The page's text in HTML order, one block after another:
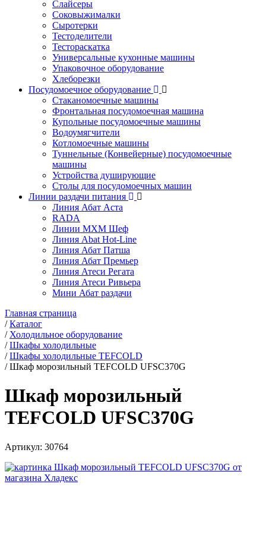
Слайсеры
Соковыжималки
Сыротерки
Тестоделители
Тестораскатка
Универсальные кухонные машины
Упаковочное оборудование
Хлеборезки
Посудомоечное оборудование
Стаканомоечные машины
Фронтальная посудомоечная машина
Купольные посудомоечные машины
Водоумягчители
Котломоечные машины
Туннельные (Конвейерные) посудомоечные
машины
Устройства душирующие
Столы для посудомоечных машин
Линии раздачи питания
Линия Абат Аста
RADA
Линии МХМ Шеф
Линия Abat Hot-Line
Линия Абат Патша
Линия Абат Премьер
Линия Атеси Регата
Линия Атеси Ривьера
Мини Абат раздачи
Главная страница
/Каталог
/ Холодильное оборудование
/Шкафы холодильные
/Шкафы холодильные TEFCOLD
/Шкаф морозильный TEFCOLD UFSC370G
Шкаф морозильный
TEFCOLD UFSC370G
Артикул: 30764